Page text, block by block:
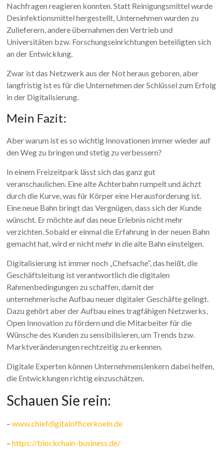
Nachfragen reagieren konnten. Statt Reinigungsmittel wurde
Desinfektionsmittel hergestellt, Unternehmen wurden zu
Zulieferern, andere übernahmen den Vertrieb und
Universitäten bzw. Forschungseinrichtungen beteiligten sich
an der Entwicklung.
Zwar ist das Netzwerk aus der Not heraus geboren, aber
langfristig ist es für die Unternehmen der Schlüssel zum Erfolg
in der Digitalisierung.
Mein Fazit:
Aber warum ist es so wichtig Innovationen immer wieder auf
den Weg zu bringen und stetig zu verbessern?
In einem Freizeitpark lässt sich das ganz gut
veranschaulichen. Eine alte Achterbahn rumpelt und ächzt
durch die Kurve, was für Körper eine Herausforderung ist.
Eine neue Bahn bringt das Vergnügen, dass sich der Kunde
wünscht. Er möchte auf das neue Erlebnis nicht mehr
verzichten. Sobald er einmal die Erfahrung in der neuen Bahn
gemacht hat, wird er nicht mehr in die alte Bahn einsteigen.
Digitalisierung ist immer noch „Chefsache“, das heißt, die
Geschäftsleitung ist verantwortlich die digitalen
Rahmenbedingungen zu schaffen, damit der
unternehmerische Aufbau neuer digitaler Geschäfte gelingt.
Dazu gehört aber der Aufbau eines tragfähigen Netzwerks,
Open Innovation zu fördern und die Mitarbeiter für die
Wünsche des Kunden zu sensibilisieren, um Trends bzw.
Marktveränderungen rechtzeitig zu erkennen.
Digitale Experten können Unternehmenslenkern dabei helfen,
die Entwicklungen richtig einzuschätzen.
Schauen Sie rein:
–www.chiefdigitalofficerkoeln.de
–https://blockchain-business.de/